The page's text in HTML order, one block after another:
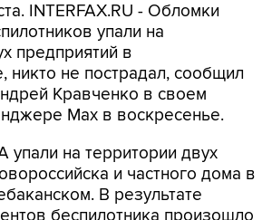
INTERFAX.RU - Обломки
упали на
предприятий в
никто не пострадал, сообщил
Кравченко в своем
Max в воскресенье.
на территории двух
и частного дома в
В результате